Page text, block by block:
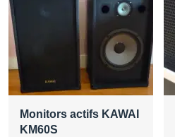
Monitors actifs KAWAI
KM60S